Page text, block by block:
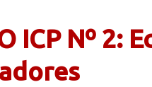
ICP Nº 2: